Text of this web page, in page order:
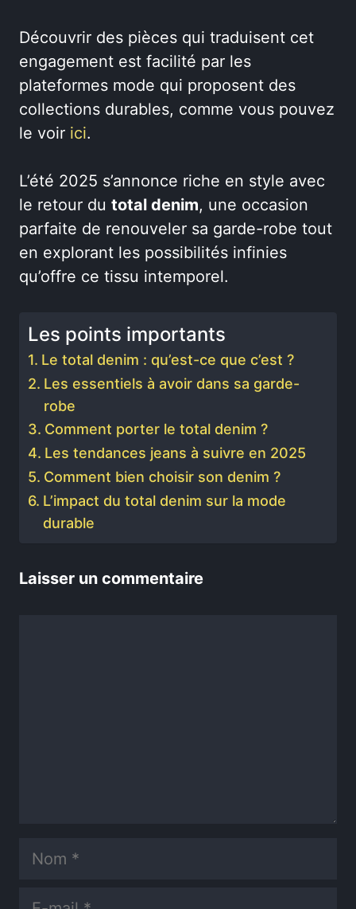
Découvrir des pièces qui traduisent cet
engagement est facilité par les
plateformes mode qui proposent des
collections durables, comme vous pouvez
le voir ici.
L’été 2025 s’annonce riche en style avec
le retour du total denim, une occasion
parfaite de renouveler sa garde-robe tout
en explorant les possibilités infinies
qu’offre ce tissu intemporel.
Les points importants
Le total denim : qu’est-ce que c’est ?
Les essentiels à avoir dans sa garde-
robe
Comment porter le total denim ?
Les tendances jeans à suivre en 2025
Comment bien choisir son denim ?
L’impact du total denim sur la mode
durable
Laisser un commentaire
Nom
E-